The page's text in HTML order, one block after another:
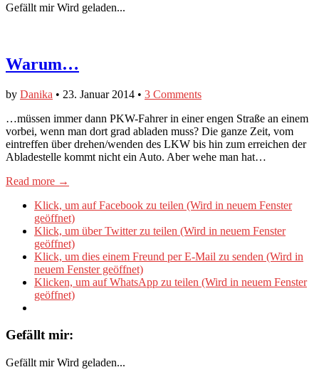
Gefällt mir Wird geladen...
Warum…
by Danika • 23. Januar 2014 • 3 Comments
…müssen immer dann PKW-Fahrer in einer engen Straße an einem
vorbei, wenn man dort grad abladen muss? Die ganze Zeit, vom
eintreffen über drehen/wenden des LKW bis hin zum erreichen der
Abladestelle kommt nicht ein Auto. Aber wehe man hat…
Read more →
Klick, um auf Facebook zu teilen (Wird in neuem Fenster
geöffnet)
Klick, um über Twitter zu teilen (Wird in neuem Fenster
geöffnet)
Klick, um dies einem Freund per E-Mail zu senden (Wird in
neuem Fenster geöffnet)
Klicken, um auf WhatsApp zu teilen (Wird in neuem Fenster
geöffnet)
Gefällt mir:
Gefällt mir Wird geladen...